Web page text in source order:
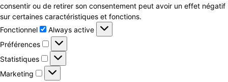
consentir ou de retirer son consentement peut avoir un effet négatif
sur certaines caractéristiques et fonctions.
Fonctionnel
Fonctionnel
Always active
Préférences
Préférences
Statistiques Statistiques
Marketing Marketing